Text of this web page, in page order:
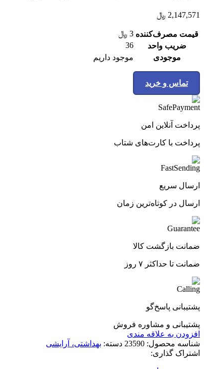
2,147,571 ﷼
قیمت مصرف‌کننده 3 ﷼
ضریب واحد
36
موجودی
موجود داریم
تماس و خرید
پرداخت آنلاین امن
پرداخت با کارت‌های شتاب
ارسال سریع
ارسال در کوتاه‌ترین زمان
ضمانت بازگشت کالا
ضمانت تا حداکثر ۷ روز
پشتیبانی پاسخ‌گو
پشتیبانی و مشاوره فروش
افزودن به علاقه مندی
شناسه محصول: 23590 دسته: بهداشتی، آرایشی
اشتراک گذاری: